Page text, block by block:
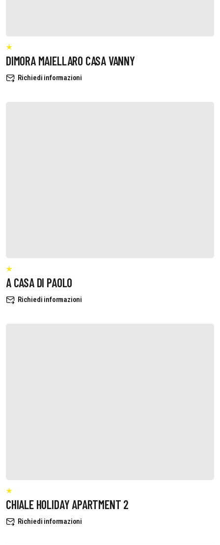
DIMORA MAIELLARO CASA VANNY
Richiedi informazioni
A CASA DI PAOLO
Richiedi informazioni
CHIALE HOLIDAY APARTMENT 2
Richiedi informazioni